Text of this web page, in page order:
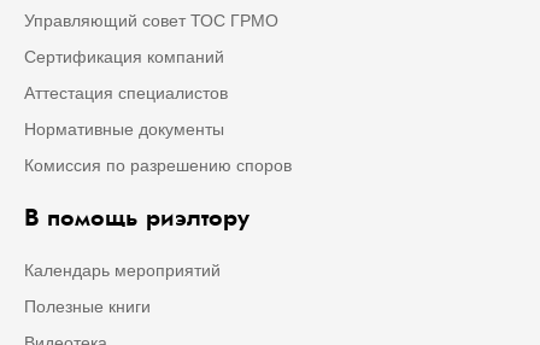
Управляющий совет ТОС ГРМО
Сертификация компаний
Аттестация специалистов
Нормативные документы
Комиссия по разрешению споров
В помощь риэлтору
Календарь мероприятий
Полезные книги